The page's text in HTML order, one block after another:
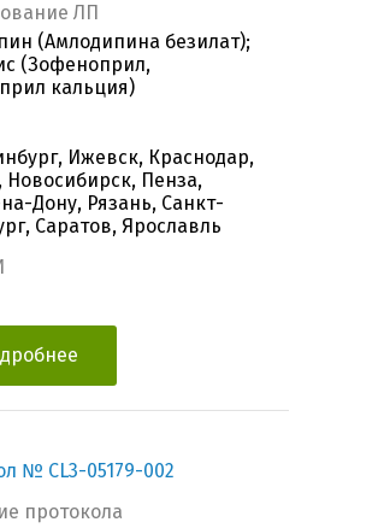
ЛП
(Амлодипина безилат);
(Зофеноприл,
кальция)
Ижевск, Краснодар,
Новосибирск, Пенза,
Дону, Рязань, Санкт-
Саратов, Ярославль
№ CL3-05179-002
протокола